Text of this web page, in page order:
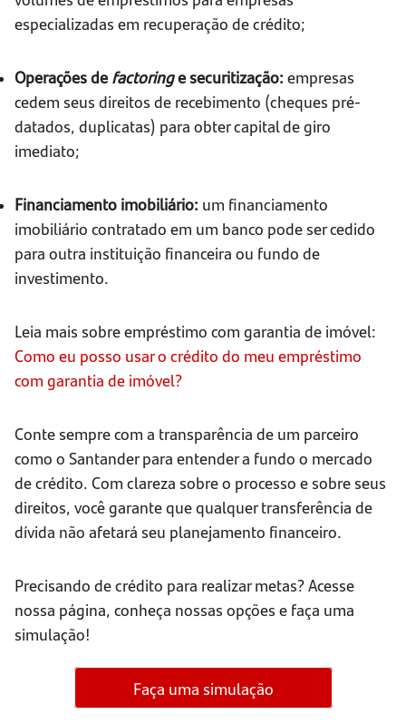
especializadas em recuperação de crédito;
Operações de factoringe securitização: empresas
cedem seus direitos de recebimento (cheques pré-
datados, duplicatas) para obter capital de giro
imediato;
Financiamento imobiliário: um financiamento
imobiliário contratado em um banco pode ser cedido
para outra instituição financeira ou fundo de
investimento.
Leia mais sobre empréstimo com garantia de imóvel:
Como eu posso usar o crédito do meu empréstimo
com garantia de imóvel?
Conte sempre com a transparência de um parceiro
como o Santander para entender a fundo o mercado
de crédito. Com clareza sobre o processo e sobre seus
direitos, você garante que qualquer transferência de
dívida não afetará seu planejamento financeiro.
Precisando de crédito para realizar metas? Acesse
nossa página, conheça nossas opções e faça uma
simulação!
Faça uma simulação